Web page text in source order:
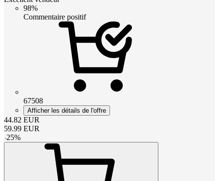
98%
Commentaire positif
67508
Afficher les détails de l'offre
44.82 EUR
59.99 EUR
-25%